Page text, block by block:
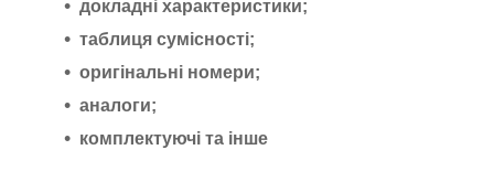
докладні характеристики;
таблиця сумісності;
оригінальні номери;
аналоги;
комплектуючі та інше